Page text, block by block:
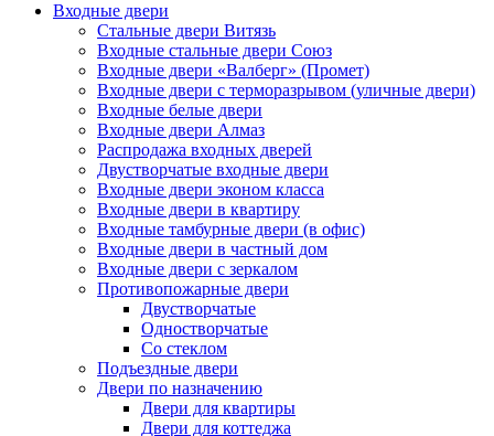
Входные двери
Стальные двери Витязь
Входные стальные двери Союз
Входные двери «Валберг» (Промет)
Входные двери с терморазрывом (уличные двери)
Входные белые двери
Входные двери Алмаз
Распродажа входных дверей
Двустворчатые входные двери
Входные двери эконом класса
Входные двери в квартиру
Входные тамбурные двери (в офис)
Входные двери в частный дом
Входные двери с зеркалом
Противопожарные двери
Двустворчатые
Одностворчатые
Со стеклом
Подъездные двери
Двери по назначению
Двери для квартиры
Двери для коттеджа